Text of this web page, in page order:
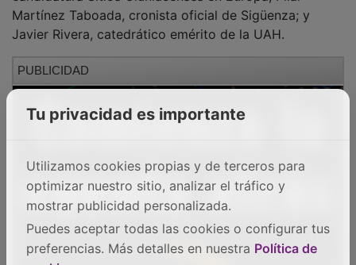
Javier Rivera, catedrático emérito de la UAH.
Tu privacidad es importante
Utilizamos cookies propias y de terceros para
optimizar nuestro sitio, analizar el tráfico y
mostrar publicidad personalizada.
Puedes aceptar todas las cookies o configurar tus
preferencias. Más detalles en nuestra Política de